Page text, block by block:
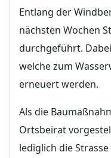
Entlang der
nächsten Wochen
durchgeführt.
welche zum
erneuert werden.
Als die
Ortsbeirat
lediglich die